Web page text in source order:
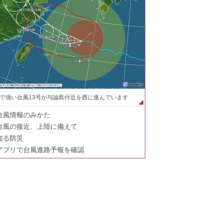
強い台風13号が与論島付近を西に進んでいます
風情報のみかた
風の接近、上陸に備えて
る防災
プリで台風進路予報を確認